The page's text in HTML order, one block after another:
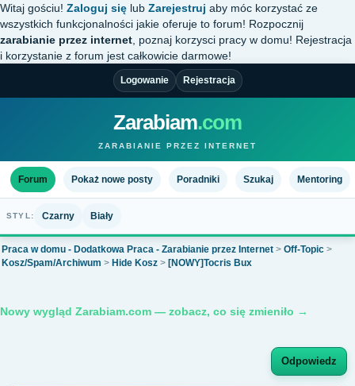
Witaj gościu! Zaloguj się lub Zarejestruj aby móc korzystać ze
wszystkich funkcjonalności jakie oferuje to forum! Rozpocznij
zarabianie przez internet , poznaj korzysci pracy w domu! Rejestracja
i korzystanie z forum jest całkowicie darmowe!
Logowanie Rejestracja
Zarabiam.com
ZARABIANIE PRZEZ INTERNET
Forum Pokaż nowe posty Poradniki Szukaj Mentoring
STYL: Czarny Biały
Praca w domu - Dodatkowa Praca - Zarabianie przez Internet > Off-Topic >
Kosz/Spam/Archiwum > Hide Kosz > [NOWY]Tocris Bux
Nowy wygląd Zarabiam.com — zobacz, co się zmieniło →
Odpowiedz